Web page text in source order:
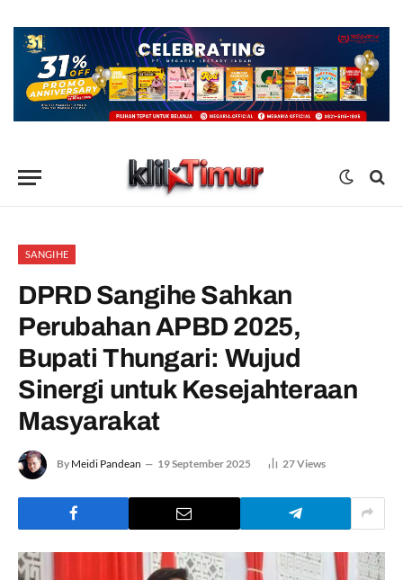
SANGIHE
DPRD Sangihe Sahkan
Perubahan APBD 2025,
Bupati Thungari: Wujud
Sinergi untuk Kesejahteraan
Masyarakat
By Meidi Pandean 19 September 2025 27Views